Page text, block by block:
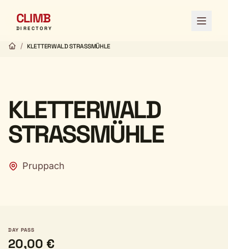
CLIMB
DIRECTORY Open
/ KLETTERWALD STRASSMÜHLE
KLETTERWALD
STRASSMÜHLE
Pruppach
DAY PASS
20,00 €